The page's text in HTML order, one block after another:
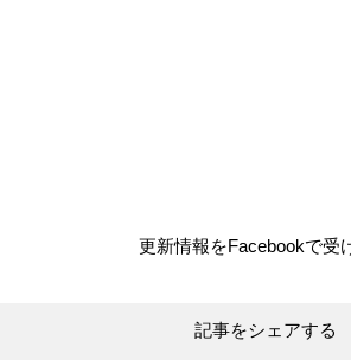
更新情報をFacebookで受
記事をシェアする